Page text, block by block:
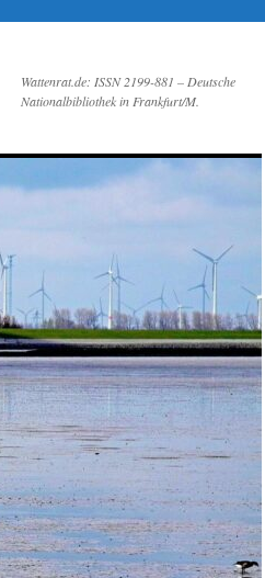
Wattenrat.de: ISSN 2199-881 – Deutsche
Nationalbibliothek in Frankfurt/M.